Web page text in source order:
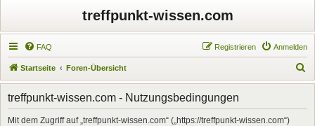
treffpunkt-wissen.com
FAQ Anmelden
Registrieren
Startseite Foren-Übersicht
u
treffpunkt-wissen.com - Nutzungsbedingungen
Mit dem Zugriff auf „treffpunkt-wissen.com“ („https://treffpunkt-wissen.com“)